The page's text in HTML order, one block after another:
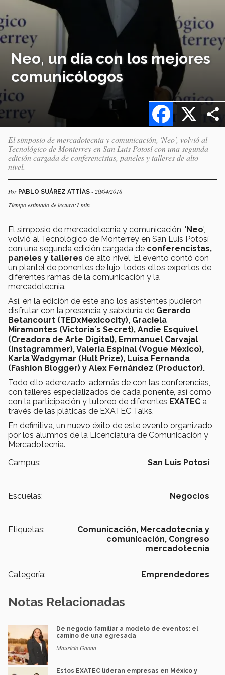
Neo, un día con los mejores
comunicólogos
X
Facebook
El simposio de mercadotecnia y comunicación, 'Neo', volvió al
Tecnológico de Monterrey en San Luis Potosí con una segunda
edición cargada de conferencistas, paneles y talleres de alto
nivel.
Por PABLO SUÁREZ ATTÍAS - 20/04/2018
Tiempo estimado de lectura:1 min
El simposio de mercadotecnia y comunicación, 'Neo',
volvió al Tecnológico de Monterrey en San Luis Potosí
con una segunda edición cargada de conferencistas,
paneles y talleres de alto nivel. El evento contó con
un plantel de ponentes de lujo, todos ellos expertos de
diferentes ramas de la comunicación y la
mercadotecnia.
Así, en la edición de este año los asistentes pudieron
disfrutar con la presencia y sabiduría de Gerardo
Betancourt (TEDxMexicocity), Graciela
Miramontes (Victoria´s Secret), Andie Esquivel
(Creadora de Arte Digital), Emmanuel Carvajal
(Instagrammer), Valeria Espinal (Vogue México),
Karla Wadgymar (Hult Prize), Luisa Fernanda
(Fashion Blogger) y Alex Fernández (Productor).
Todo ello aderezado, además de con las conferencias,
con talleres especializados de cada ponente, así como
con la participación y tutoreo de diferentes EXATEC a
través de las pláticas de EXATEC Talks.
En definitiva, un nuevo éxito de este evento organizado
por los alumnos de la Licenciatura de Comunicación y
Mercadotecnia.
Campus:
San Luis Potosí
Escuelas: Negocios
Etiquetas: Comunicación, Mercadotecnia y
comunicación, Congreso
mercadotecnia
Categoría: Emprendedores
Notas Relacionadas
De negocio familiar a modelo de eventos: el
camino de una egresada
Mauricio Gaona
Estos EXATEC lideran empresas en México y